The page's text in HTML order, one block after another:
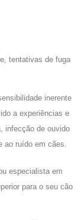
tentativas de fuga
inerente
a experiências e
infecção de ouvido
ao ruído em cães.
especialista em
para o seu cão